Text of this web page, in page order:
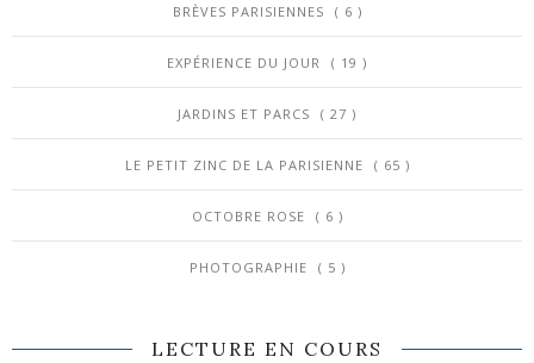
BRÈVES PARISIENNES ( 6 )
EXPÉRIENCE DU JOUR ( 19 )
JARDINS ET PARCS ( 27 )
LE PETIT ZINC DE LA PARISIENNE ( 65 )
OCTOBRE ROSE ( 6 )
PHOTOGRAPHIE ( 5 )
LECTURE EN COURS